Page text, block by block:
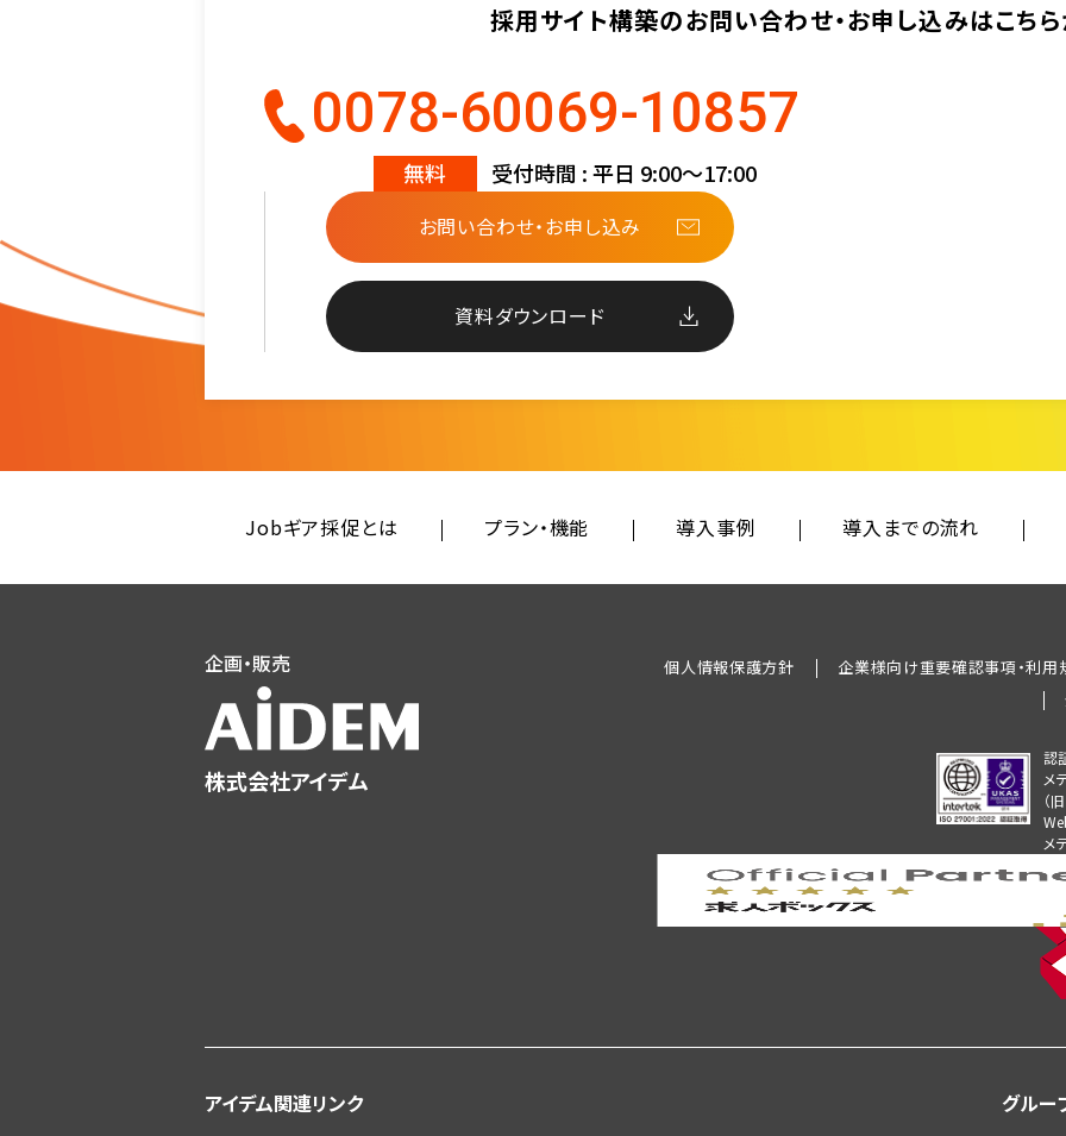
採用サイト構築のお問い合わせ・お申し込みはこち
0078-60069-10857
無料 受付時間 : 平日 9:00〜17:00
お問い合わせ・お申し込み
資料ダウンロード
Jobギア採促とは プラン・機能 導入事例 導入までの流れ
企画・販売
株式会社アイデム
個人情報保護方針
企業様向け重要確認事項・利用
認
メ
（
メ
アイデム関連リンク グルー